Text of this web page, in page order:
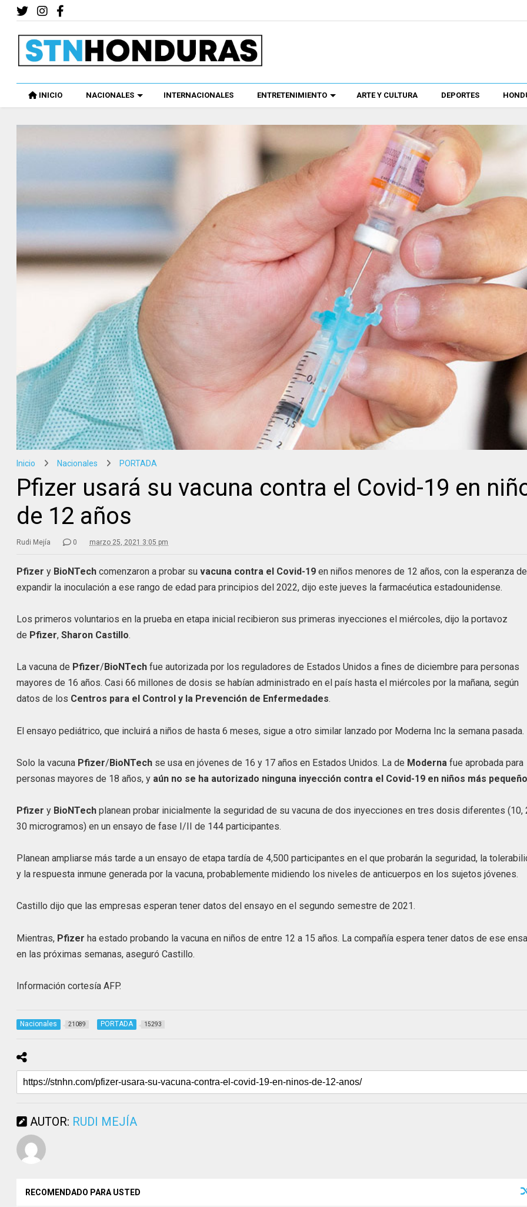
INICIO NACIONALES INTERNACIONALES ENTRETENIMIENTO ARTE Y CULTURA DEPORTES
Inicio Nacionales PORTADA
Pfizer usará su vacuna contra el Covid-19 en
de 12 años
Rudi Mejía 0 marzo 25, 2021 3:05 pm
Pfizery BioNTech comenzaron a probar suvacuna contra el Covid-19 en niños menores de 12 años, con la esperanza de
expandir la inoculación a ese rango de edad para principios del 2022, dijo este jueves la farmacéutica estadounidense.
Los primeros voluntarios en la prueba en etapa inicial recibieron sus primeras inyecciones el miércoles, dijo la portavoz
de Pfizer,Sharon Castillo.
La vacuna de Pfizer/ BioNTech fue autorizada por los reguladores de Estados Unidos a fines de diciembre para personas
mayores de 16 años. Casi 66 millones de dosis se habían administrado en el país hasta el miércoles por la mañana, según
datos de los Centros para el Control y la Prevención de Enfermedades.
El ensayo pediátrico, que incluirá a niños de hasta 6 meses, sigue a otro similar lanzado por Moderna Inc la semana pasada.
Solo la vacuna Pfizer/BioNTech se usa en jóvenes de 16 y 17 años en Estados Unidos. La de Moderna fue aprobada para
personas mayores de 18 años, y aún no se ha autorizado ninguna inyección contra el Covid-19 en niños más
Pfizer y BioNTech planean probar inicialmente la seguridad de su vacuna de dos inyecciones en tres dosis diferentes (10,
30 microgramos) en un ensayo de fase I/II de 144 participantes.
Planean ampliarse más tarde a un ensayo de etapa tardía de 4,500 participantes en el que probarán la seguridad, la
y la respuesta inmune generada por la vacuna, probablemente midiendo los niveles de anticuerpos en los sujetos jóvenes.
Castillo dijo que las empresas esperan tener datos del ensayo en el segundo semestre de 2021.
Mientras, Pfizer ha estado probando la vacuna en niños de entre 12 a 15 años. La compañía espera tener datos de ese
en las próximas semanas, aseguró Castillo.
Información cortesía AFP.
Nacionales 21089 PORTADA 15293
AUTOR: RUDI MEJÍA
RECOMENDADO PARA USTED